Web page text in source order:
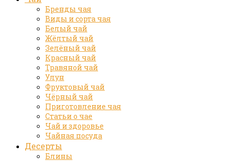
Бренды чая
Виды и сорта чая
Белый чай
Жёлтый чай
Зелёный чай
Красный чай
Травяной чай
Улун
Фруктовый чай
Чёрный чай
Приготовление чая
Статьи о чае
Чай и здоровье
Чайная посуда
Десерты
Блины